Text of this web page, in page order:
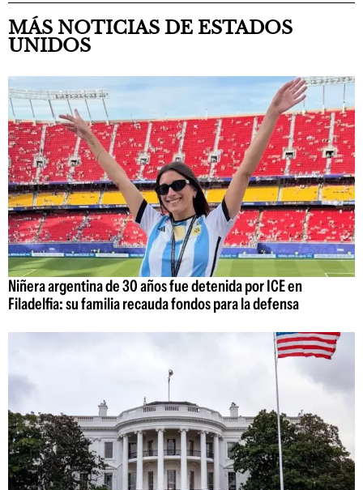
MÁS NOTICIAS DE ESTADOS
UNIDOS
Niñera argentina de 30 años fue detenida por ICE en
Filadelfia: su familia recauda fondos para la defensa